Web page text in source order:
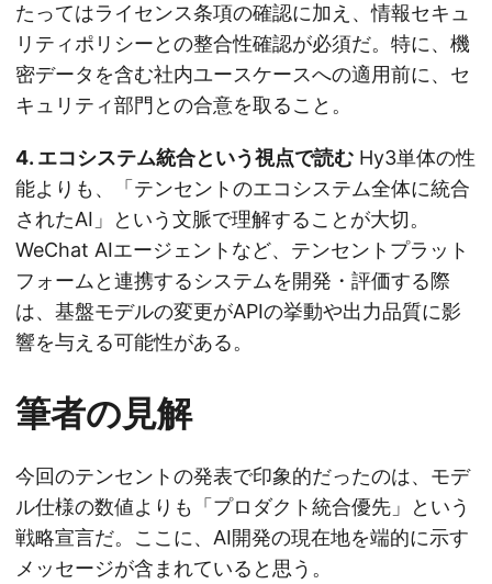
たってはライセンス条項の確認に加え、情報セキュ
リティポリシーとの整合性確認が必須だ。特に、機
密データを含む社内ユースケースへの適用前に、セ
キュリティ部門との合意を取ること。
4. エコシステム統合という視点で読む Hy3単体の性
能よりも、「テンセントのエコシステム全体に統合
されたAI」という文脈で理解することが大切。
WeChat AIエージェントなど、テンセントプラット
フォームと連携するシステムを開発・評価する際
は、基盤モデルの変更がAPIの挙動や出力品質に影
響を与える可能性がある。
筆者の見解
今回のテンセントの発表で印象的だったのは、モデ
ル仕様の数値よりも「プロダクト統合優先」という
戦略宣言だ。ここに、AI開発の現在地を端的に示す
メッセージが含まれていると思う。